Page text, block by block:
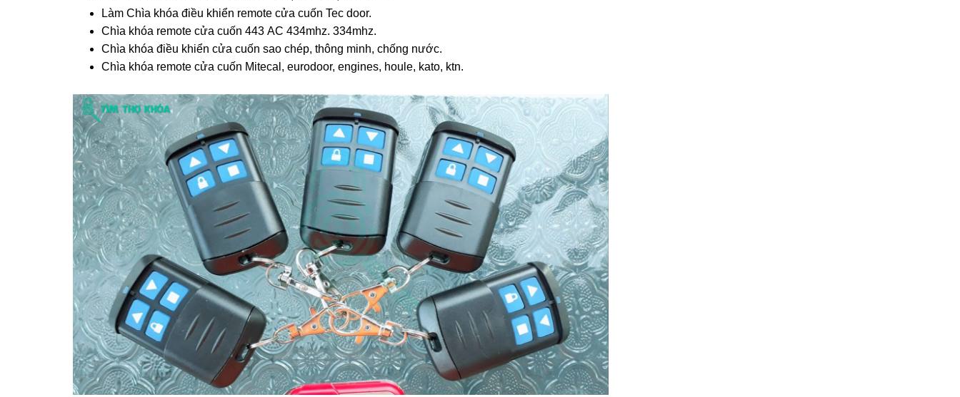
Làm Chìa khóa điều khiển remote cửa cuốn Tec door.
Chìa khóa remote cửa cuốn 443 AC 434mhz. 334mhz.
Chìa khóa điều khiển cửa cuốn sao chép, thông minh, chống nước.
Chìa khóa remote cửa cuốn Mitecal, eurodoor, engines, houle, kato, ktn.